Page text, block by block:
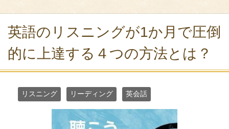
英語のリスニングが1か月で圧倒
的に上達する４つの方法とは？
リスニング リーディング 英会話